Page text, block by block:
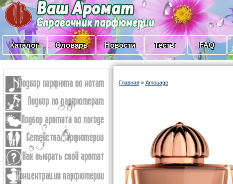
Каталог Словарь Новости Тесты FAQ
Главная » Amouage